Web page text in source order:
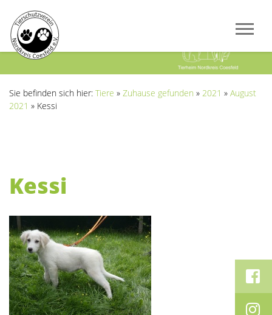
Sie befinden sich hier: Tiere » Zuhause gefunden » 2021 » August
2021 » Kessi
Kessi